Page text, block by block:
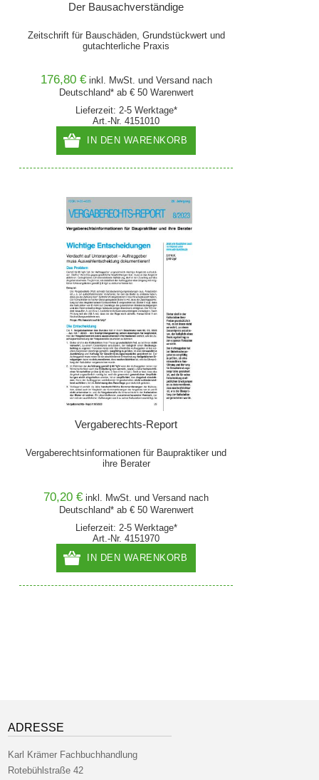
Der Bausachverständige
Zeitschrift für Bauschäden, Grundstückwert und
gutachterliche Praxis
176,80 € inkl. MwSt. und Versand nach
Deutschland* ab € 50 Warenwert
Lieferzeit: 2-5 Werktage*
Art.-Nr. 4151010
IN DEN WARENKORB
Vergaberechts-Report
Vergaberechtsinformationen für Baupraktiker und
ihre Berater
70,20 € inkl. MwSt. undVersand nach
Deutschland* ab € 50 Warenwert
Lieferzeit: 2-5 Werktage*
Art.-Nr. 4151970
IN DEN WARENKORB
ADRESSE
Karl Krämer Fachbuchhandlung
Rotebühlstraße 42